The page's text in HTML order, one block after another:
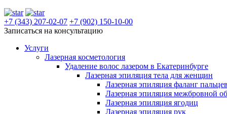
+7 (343) 207-02-07 +7 (902) 150-10-00
Записаться на консультацию
Услуги
Лазерная косметология
Удаление волос лазером в Екатеринбурге
Лазерная эпиляция тела для женщин
Лазерная эпиляция фаланг пальцев
Лазерная эпиляция межбровной
Лазерная эпиляция ягодиц
Лазерная эпиляция рук